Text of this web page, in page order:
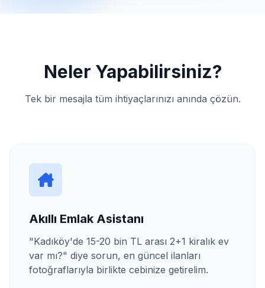
Neler Yapabilirsiniz?
Tek bir mesajla tüm ihtiyaçlarınızı anında çözün.
Akıllı Emlak Asistanı
"Kadıköy'de 15-20 bin TL arası 2+1 kiralık ev
var mı?" diye sorun, en güncel ilanları
fotoğraflarıyla birlikte cebinize getirelim.